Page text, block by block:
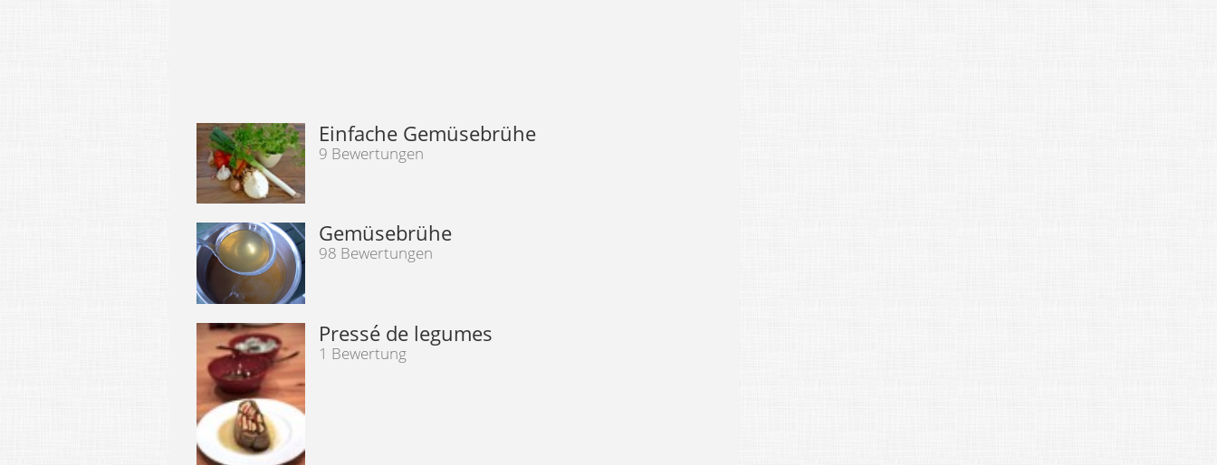
Einfache Gemüsebrühe
9 Bewertungen
Gemüsebrühe
98 Bewertungen
Pressé de legumes
1 Bewertung